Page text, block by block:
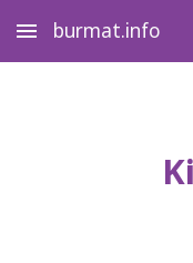
Skip to main content
burmat.info